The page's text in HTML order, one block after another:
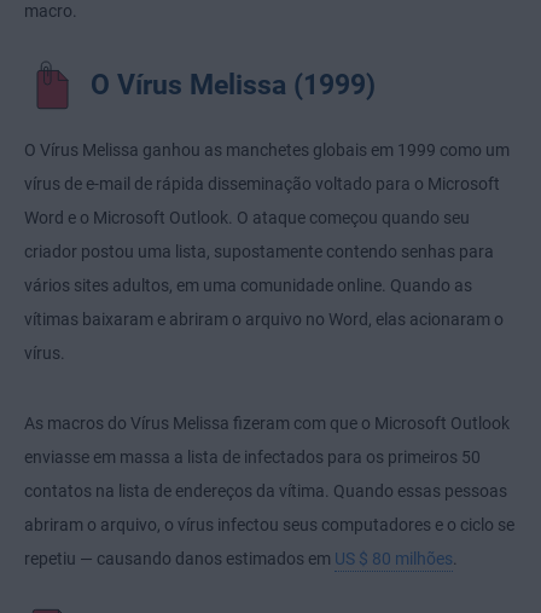
macro.
O Vírus Melissa (1999)
O Vírus Melissa ganhou as manchetes globais em 1999 como um
vírus de e-mail de rápida disseminação voltado para o Microsoft
Word e o Microsoft Outlook. O ataque começou quando seu
criador postou uma lista, supostamente contendo senhas para
vários sites adultos, em uma comunidade online. Quando as
vítimas baixaram e abriram o arquivo no Word, elas acionaram o
vírus.
As macros do Vírus Melissa fizeram com que o Microsoft Outlook
enviasse em massa a lista de infectados para os primeiros 50
contatos na lista de endereços da vítima. Quando essas pessoas
abriram o arquivo, o vírus infectou seus computadores e o ciclo se
repetiu — causando danos estimados em US $ 80 milhões.